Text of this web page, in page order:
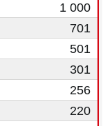
1 000
701
501
301
256
220